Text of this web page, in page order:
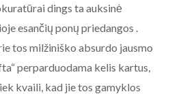
dings ta auksinė
esančių ponų priedangos .
tos milžiniško absurdo jausmo
perparduodama kelis kartus,
kvaili, kad jie tos gamyklos